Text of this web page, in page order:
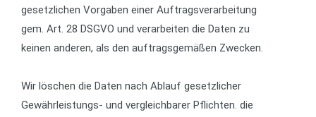
gesetzlichen Vorgaben einer Auftragsverarbeitung
gem. Art. 28 DSGVO und verarbeiten die Daten zu
keinen anderen, als den auftragsgemäßen Zwecken.
Wir löschen die Daten nach Ablauf gesetzlicher
Gewährleistungs- und vergleichbarer Pflichten. die